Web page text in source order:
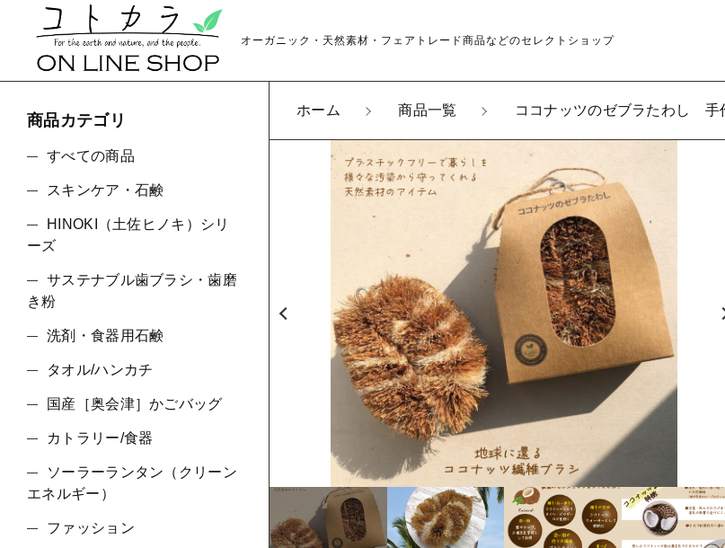
オーガニック・天然素材・フェアトレード商品などのセレクトショップ
ホーム 商品一覧 ココナッツのゼブラたわし 手
商品カテゴリ
すべての商品
スキンケア・石鹸
HINOKI（土佐ヒノキ）シリ
ーズ
サステナブル歯ブラシ・歯磨
き粉
洗剤・食器用石鹸
タオル/ハンカチ
国産［奥会津］かごバッグ
カトラリー/食器
ソーラーランタン（クリーン
エネルギー）
ファッション
ココナッツのゼブラたわし 手作りたわし
数量
ショッピングを続ける
親カテゴリ 子カテゴリ
～
その他
在庫あり
並び順